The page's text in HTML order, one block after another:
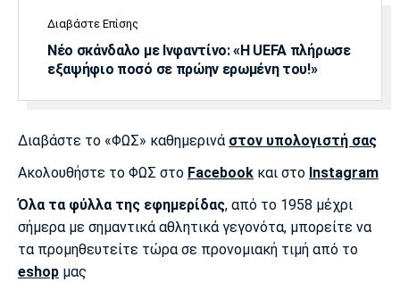
Διαβάστε Επίσης
Νέο σκάνδαλο με Ινφαντίνο: «Η UEFA πλήρωσε
εξαψήφιο ποσό σε πρώην ερωμένη του!»
Διαβάστε το «ΦΩΣ» καθημερινά στον υπολογιστή σας
Ακολουθήστε το ΦΩΣ στο Facebook και στο Instagram
Όλα τα φύλλα της εφημερίδας, από το 1958 μέχρι
σήμερα με σημαντικά αθλητικά γεγονότα, μπορείτε να
τα προμηθευτείτε τώρα σε προνομιακή τιμή από το
eshop μας